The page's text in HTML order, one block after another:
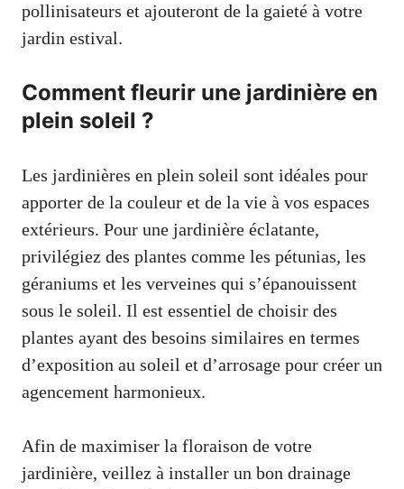
pollinisateurs et ajouteront de la gaieté à votre
jardin estival.
Comment fleurir une jardinière en
plein soleil ?
Les jardinières en plein soleil sont idéales pour
apporter de la couleur et de la vie à vos espaces
extérieurs. Pour une jardinière éclatante,
privilégiez des plantes comme les pétunias, les
géraniums et les verveines qui s’épanouissent
sous le soleil. Il est essentiel de choisir des
plantes ayant des besoins similaires en termes
d’exposition au soleil et d’arrosage pour créer un
agencement harmonieux.
Afin de maximiser la floraison de votre
jardinière, veillez à installer un bon drainage